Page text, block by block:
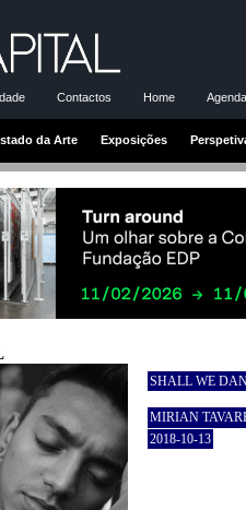
Contactos Home
da Arte Exposições
SHALL WE
MIRIAN
2018-10-13